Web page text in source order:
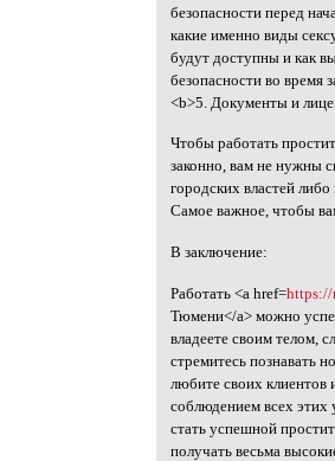
безопасности перед
какие именно виды
будут доступны и как
безопасности во время
<b>5. Документы и
Чтобы работать
законно, вам не нужны
городских властей
Самое важное, чтобы
В заключение:
Работать <a href=https://
Тюмени</a> можно
владеете своим телом,
стремитесь познавать
любите своих клиентов
соблюдением всех этих
стать успешной
получать весьма